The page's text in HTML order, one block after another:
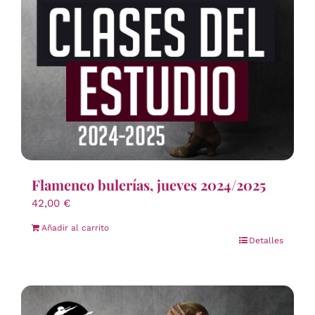
Flamenco bulerías, jueves 2024/2025
42,00 €
Añadir al carrito
Detalles